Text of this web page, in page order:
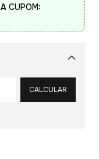
CUPOM:
Alterar CEP
CALCULAR